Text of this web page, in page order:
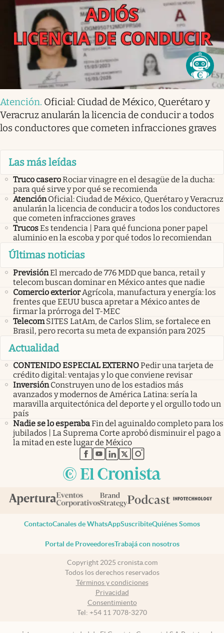
Atención. Oficial: Ciudad de México, Querétaro y
Veracruz anularán la licencia de conducir a todos
los conductores que cometen infracciones graves
Las más leídas
Truco caseroRociar vinagre en el desagüe de la ducha:
para qué sirve y por qué se recomienda
Atención Oficial: Ciudad de México, Querétaro y Veracruz
anularán la licencia de conducir a todos los conductores
que cometen infracciones graves
TrucosEs tendencia | Para qué funciona poner papel
aluminio en la escoba y por qué todos lo recomiendan
Últimas noticias
PrevisiónEl mercado de 776 MDD que banca, retail y
telecom buscan dominar en México antes que nadie
Comercio exterior Agrícola, manufactura y energía: los
frentes que EEUU busca apretar a México antes de
firmar la prórroga del T-MEC
Telecom SITES LatAm, de Carlos Slim, se fortalece en
Brasil, pero recorta su meta de expansión para 2025
Actualidad
CONTENIDO ESPECIAL EXTERNOPedir una tarjeta de
crédito digital: ventajas y lo que conviene revisar
Inversión Construyen uno de los estadios más
avanzados y modernos de América Latina: sería la
maravilla arquitectónica del deporte y el orgullo todo un
país
Nadie se lo esperabaFin del aguinaldo completo para los
jubilados | La Suprema Corte aprobó disminuir el pago a
la mitad en este lugar de México
abre en nueva pestaña
abre en nueva pestaña
abre en nueva pestaña
abre en nueva pestaña
abre en nueva pestaña
ContactoCanales de WhatsAppSuscribiteQuiénes Somos
Portal de ProveedoresTrabajá con nosotros
Copyright 2025 cronista.com
Todos los derechos reservados
Términos y condiciones
Privacidad
Consentimiento
Tel: +54 11 7078-3270